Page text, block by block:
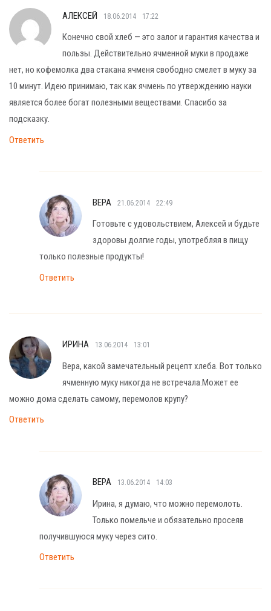
АЛЕКСЕЙ 18.06.2014 17:22
Конечно свой хлеб — это залог и гарантия качества и
пользы. Действительно ячменной муки в продаже
нет, но кофемолка два стакана ячменя свободно смелет в муку за
10 минут. Идею принимаю, так как ячмень по утверждению науки
является более богат полезными веществами. Спасибо за
подсказку.
Ответить
ВЕРА 21.06.2014 22:49
Готовьте с удовольствием, Алексей и будьте
здоровы долгие годы, употребляя в пищу
только полезные продукты!
Ответить
ИРИНА 13.06.2014 13:01
Вера, какой замечательный рецепт хлеба. Вот только
ячменную муку никогда не встречала.Может ее
можно дома сделать самому, перемолов крупу?
Ответить
ВЕРА 13.06.2014 14:03
Ирина, я думаю, что можно перемолоть.
Только помельче и обязательно просеяв
получившуюся муку через сито.
Ответить